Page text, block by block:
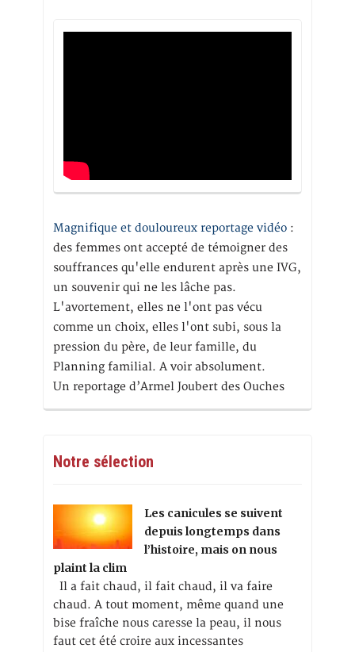
Magnifique et douloureux reportage vidéo :
des femmes ont accepté de témoigner des
souffrances qu'elle endurent après une IVG,
un souvenir qui ne les lâche pas.
L'avortement, elles ne l'ont pas vécu
comme un choix, elles l'ont subi, sous la
pression du père, de leur famille, du
Planning familial. A voir absolument.
Un reportage d’Armel Joubert des Ouches
Notre sélection
Les canicules se suivent
depuis longtemps dans
l’histoire, mais on nous
plaint la clim
Il a fait chaud, il fait chaud, il va faire
chaud. A tout moment, même quand une
bise fraîche nous caresse la peau, il nous
faut cet été croire aux incessantes